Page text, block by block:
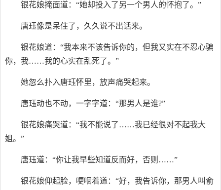
银花娘掩面道：“她却投入了另一个男人的怀抱了。”
唐珏像是呆住了，久久说不出话来。
银花娘道：“我本来不该告诉你的，但我又实在不忍心骗
你，我……我的心实在乱死了。”
她忽么扑入唐珏怀里，放声痛哭起来。
唐珏动也不动，一字字道：“那男人是谁?”
银花娘痛哭道：“我不能说了……我已经很对不起我大
姐。”
唐珏道：“你让我早些知道反而好，否则……”
银花娘仰起脸，哽咽着道：“好，我告诉你，那男人叫俞